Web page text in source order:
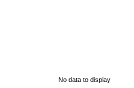
No data to display